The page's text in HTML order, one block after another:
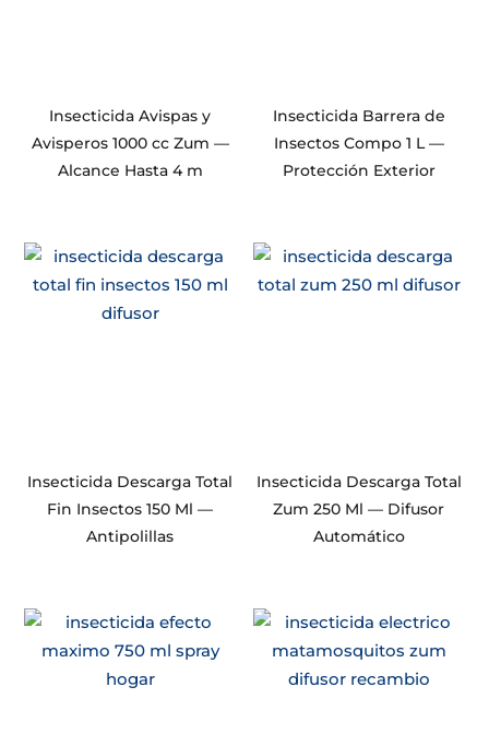
Insecticida Avispas y
Avisperos 1000 cc Zum —
Alcance Hasta 4 m
Insecticida Barrera de
Insectos Compo 1 L —
Protección Exterior
Insecticida Descarga Total
Fin Insectos 150 Ml —
Antipolillas
Insecticida Descarga Total
Zum 250 Ml — Difusor
Automático